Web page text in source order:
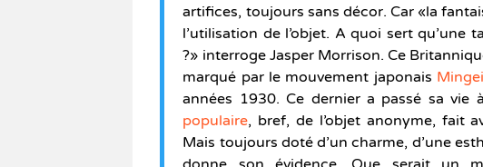
artifices, toujours sans décor. Car «la
l’utilisation de l’objet. A quoi sert qu’une
?» interroge Jasper Morrison. Ce
marqué par le mouvement japonais Mingei
années 1930. Ce dernier a passé sa vie
populaire, bref, de l’objet anonyme, fait
Mais toujours doté d’un charme, d’une